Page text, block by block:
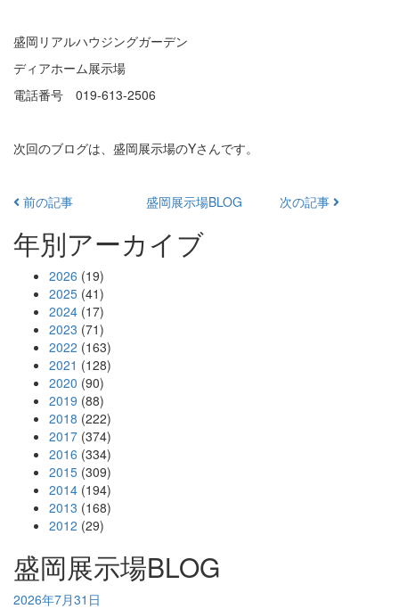
盛岡リアルハウジングガーデン
ディアホーム展示場
電話番号 019-613-2506
次回のブログは、盛岡展示場のYさんです。
前の記事 盛岡展示場BLOG 次の記事
年別アーカイブ
2026 (19)
2025 (41)
2024 (17)
2023 (71)
2022 (163)
2021 (128)
2020 (90)
2019 (88)
2018 (222)
2017 (374)
2016 (334)
2015 (309)
2014 (194)
2013 (168)
2012 (29)
盛岡展示場BLOG
2026年7月31日